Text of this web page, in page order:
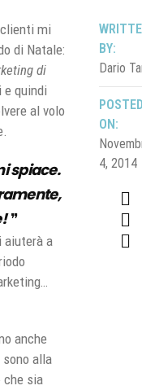
mi
di Natale:
di
e quindi
al volo
spiace.
aiuterà a
anche
alla
che sia
BY:
Dario
ON:
4, 2014